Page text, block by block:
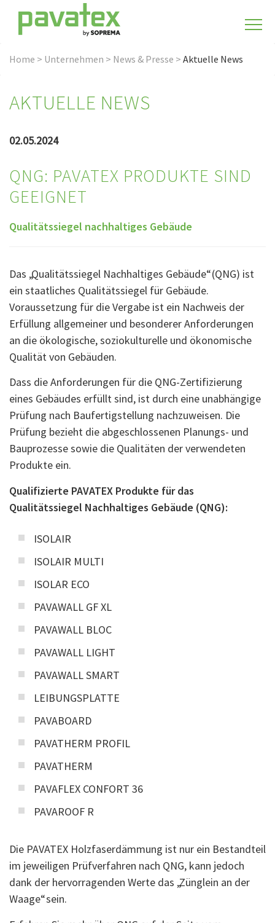
Home > Unternehmen > News & Presse > Aktuelle News
AKTUELLE NEWS
02.05.2024
QNG: PAVATEX PRODUKTE SIND
GEEIGNET
Qualitätssiegel nachhaltiges Gebäude
Das „Qualitätssiegel Nachhaltiges Gebäude“ (QNG) ist
ein staatliches Qualitätssiegel für Gebäude.
Voraussetzung für die Vergabe ist ein Nachweis der
Erfüllung allgemeiner und besonderer Anforderungen
an die ökologische, soziokulturelle und ökonomische
Qualität von Gebäuden.
Dass die Anforderungen für die QNG-Zertifizierung
eines Gebäudes erfüllt sind, ist durch eine unabhängige
Prüfung nach Baufertigstellung nachzuweisen. Die
Prüfung bezieht die abgeschlossenen Planungs- und
Bauprozesse sowie die Qualitäten der verwendeten
Produkte ein.
Qualifizierte PAVATEX Produkte für das
Qualitätssiegel Nachhaltiges Gebäude (QNG):
ISOLAIR
ISOLAIR MULTI
ISOLAR ECO
PAVAWALL GF XL
PAVAWALL BLOC
PAVAWALL LIGHT
PAVAWALL SMART
LEIBUNGSPLATTE
PAVABOARD
PAVATHERM PROFIL
PAVATHERM
PAVAFLEX CONFORT 36
PAVAROOF R
Die PAVATEX Holzfaserdämmung ist nur ein Bestandteil
im jeweiligen Prüfverfahren nach QNG, kann jedoch
dank der hervorragenden Werte das „Zünglein an der
Waage“ sein.